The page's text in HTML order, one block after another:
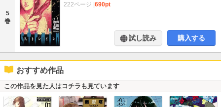
5
巻
222ページ |690pt
試し読み 購入する
おすすめ作品
この作品を見た人はコチラも見ています